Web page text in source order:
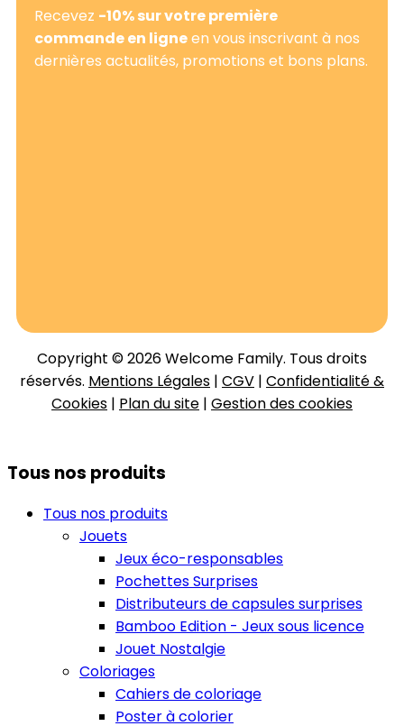
Recevez -10% sur votre première
commande en ligneen vous inscrivant à nos
dernières actualités, promotions et bons plans.
Copyright © 2026 Welcome Family. Tous droits
réservés. Mentions Légales | CGV | Confidentialité &
Cookies | Plan du site | Gestion des cookies
Tous nos produits
Tous nos produits
Jouets
Jeux éco-responsables
Pochettes Surprises
Distributeurs de capsules surprises
Bamboo Edition - Jeux sous licence
Jouet Nostalgie
Coloriages
Cahiers de coloriage
Poster à colorier